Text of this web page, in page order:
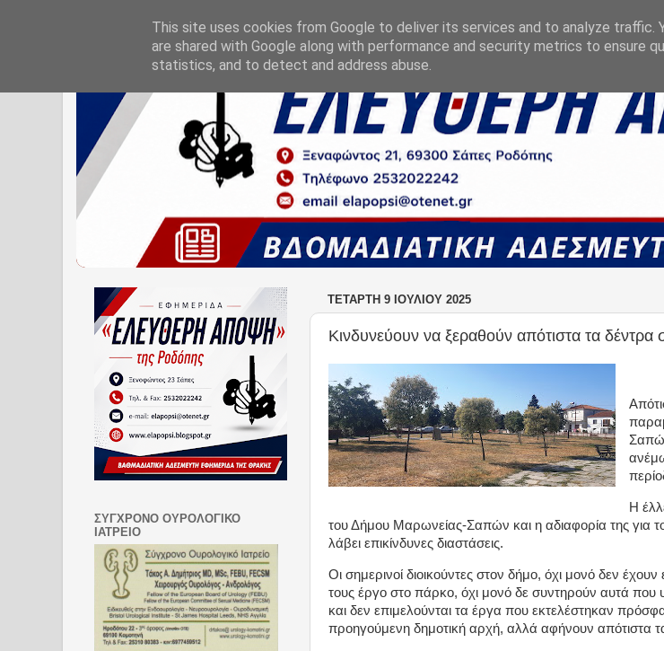
ΤΕΤΆΡΤΗ 9 ΙΟΥΛΊΟΥ 2025
Κινδυνεύουν να ξεραθούν απότιστα τα
Η
του Δήμου Μαρωνείας-Σαπών και η αδιαφορία της για
λάβει επικίνδυνες διαστάσεις.
Οι σημερινοί διοικούντες στον δήμο, όχι μονό δεν
τους έργο στο πάρκο, όχι μονό δε συντηρούν αυτά που
και δεν επιμελούνται τα έργα που εκτελέστηκαν
προηγούμενη δημοτική αρχή, αλλά αφήνουν απότιστα
ΣΥΓΧΡΟΝΟ ΟΥΡΟΛΟΓΙΚΟ
ΙΑΤΡΕΙΟ
This site uses cookies from Google to deliver its services and to analyze traffic.
are shared with Google along with performance and security metrics to ensure
statistics, and to detect and address abuse.